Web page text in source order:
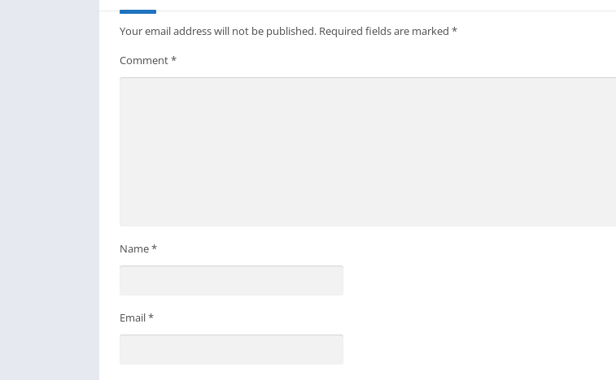
Your email address will not be published. Required fields are marked *
Comment*
Name*
Email*